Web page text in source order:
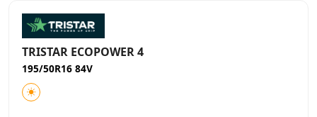
TRISTAR ECOPOWER 4
195/50R16 84V